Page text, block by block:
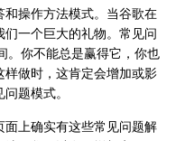
操作方法模式。当谷歌在
一个巨大的礼物。常见问
。你不能总是赢得它，你也
做时，这肯定会增加或影
题模式。
上确实有这些常见问题解